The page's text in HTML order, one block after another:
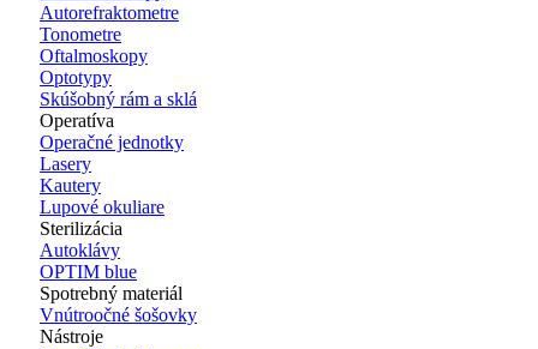
Autorefraktometre
Tonometre
Oftalmoskopy
Optotypy
Skúšobný rám a sklá
Operatíva
Operačné jednotky
Lasery
Kautery
Lupové okuliare
Sterilizácia
Autoklávy
OPTIM blue
Spotrebný materiál
Vnútroočné šošovky
Nástroje